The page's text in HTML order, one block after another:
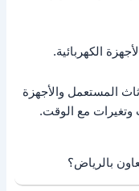
الكهربائية.
المستعمل والأجهزة
وتغيرات مع الوقت.
بالرياض؟